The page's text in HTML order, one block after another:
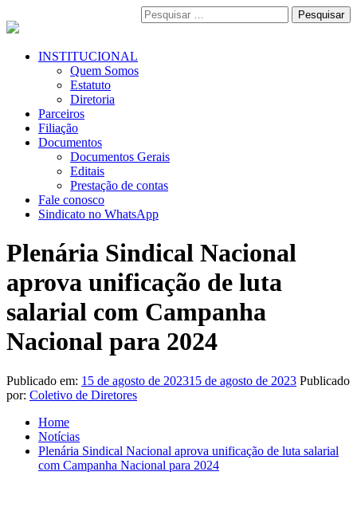
para
conteúdo
Pesquisar
por:
Menu
INSTITUCIONAL
Quem Somos
Estatuto
Diretoria
Parceiros
Filiação
Documentos
Documentos Gerais
Editais
Prestação de contas
Fale conosco
Sindicato no WhatsApp
Plenária Sindical Nacional
aprova unificação de luta
salarial com Campanha
Nacional para 2024
Publicado em: 15 de agosto de 202315 de agosto de 2023 Publicado
por: Coletivo de Diretores
Home
Notícias
Plenária Sindical Nacional aprova unificação de luta salarial
com Campanha Nacional para 2024